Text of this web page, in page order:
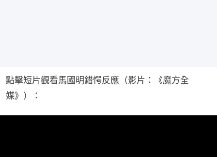
點擊短片觀看馬國明錯愕反應（影片：《魔方全
媒》）：